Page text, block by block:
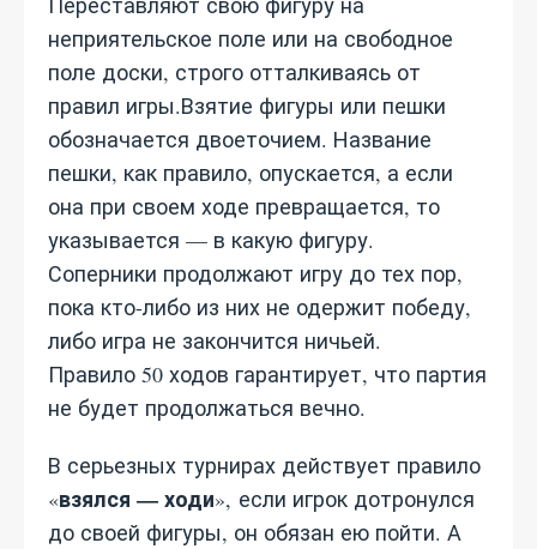
неприятельское поле или на свободное
поле доски, строго отталкиваясь от
правил игры.Взятие фигуры или пешки
обозначается двоеточием. Название
пешки, как правило, опускается, а если
она при своем ходе превращается, то
указывается — в какую фигуру.
Соперники продолжают игру до тех пор,
пока кто-либо из них не одержит победу,
либо игра не закончится ничьей.
Правило 50 ходов гарантирует, что партия
не будет продолжаться вечно.
В серьезных турнирах действует правило
«взялся — ходи», если игрок дотронулся
до своей фигуры, он обязан ею пойти. А